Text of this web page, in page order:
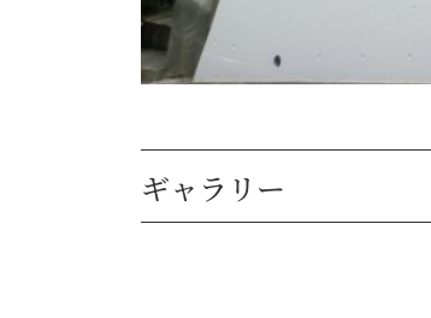
ギャラリー